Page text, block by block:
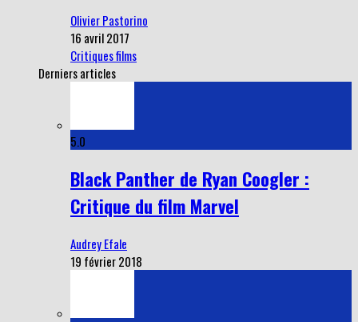
Olivier Pastorino
16 avril 2017
Critiques films
Derniers articles
5.0
Black Panther de Ryan Coogler :
Critique du film Marvel
Audrey Efale
19 février 2018